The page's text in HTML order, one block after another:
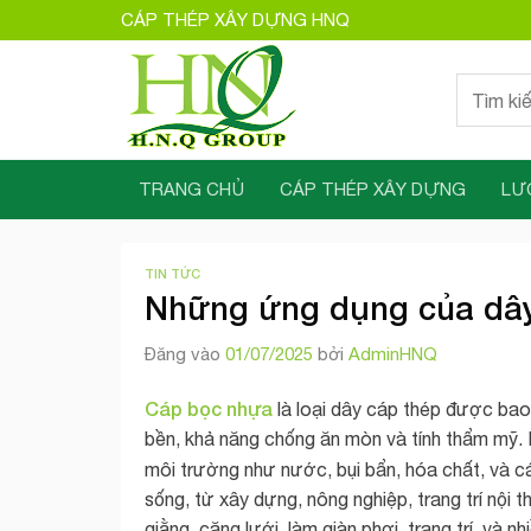
qua
CÁP THÉP XÂY DỰNG HNQ
Tìm
TRANG CHỦ CÁP THÉP XÂY DỰNG
TIN TỨC
Những ứng dụng của
Đăng vào 01/07/2025 bởi AdminHNQ
Cáp bọc nhựa là loại dây cáp thép được
bền, khả năng chống ăn mòn và tính thẩm
môi trường như nước, bụi bẩn, hóa chất, và
sống, từ xây dựng, nông nghiệp, trang trí nội